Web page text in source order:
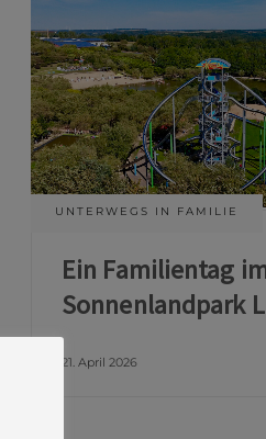
UNTERWEGS IN FAMILIE
Ein Familientag
Sonnenlandpark
21. April 2026